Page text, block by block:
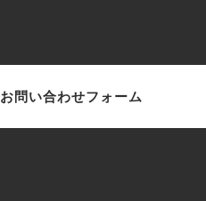
お問い合わせフォーム